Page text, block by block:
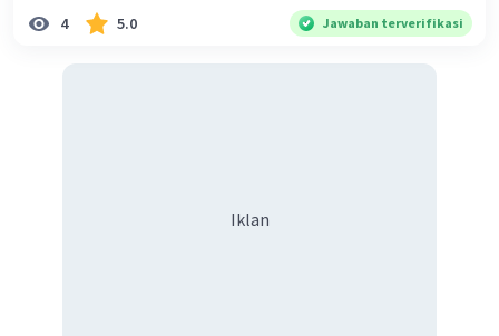
4 5.0 Jawaban terverifikasi
Iklan